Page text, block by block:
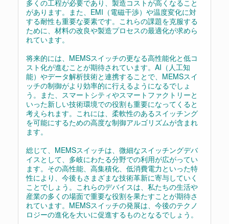
多くの工程が必要であり、製造コストが高くなること
があります。また、EMI（電磁干渉）や温度変化に対
する耐性も重要な要素です。これらの課題を克服する
ために、材料の改良や製造プロセスの最適化が求めら
れています。
将来的には、MEMSスイッチの更なる高性能化と低コ
スト化が進むことが期待されています。AI（人工知
能）やデータ解析技術と連携することで、MEMSスイ
ッチの制御がより効率的に行えるようになるでしょ
う。また、スマートシティやスマートファクトリーと
いった新しい技術環境での役割も重要になってくると
考えられます。これには、柔軟性のあるスイッチング
を可能にするための高度な制御アルゴリズムが含まれ
ます。
総じて、MEMSスイッチは、微細なスイッチングデバ
イスとして、多岐にわたる分野での利用が広がってい
ます。その高性能、高集積化、低消費電力といった特
性により、今後もさまざまな技術革新に寄与していく
ことでしょう。これらのデバイスは、私たちの生活や
産業の多くの場面で重要な役割を果たすことが期待さ
れています。MEMSスイッチの発展は、今後のテクノ
ロジーの進化を大いに促進するものとなるでしょう。